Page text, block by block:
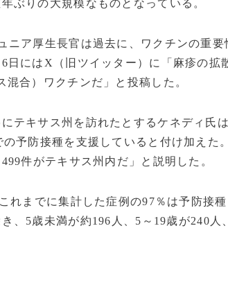
ぶりの大規模なものとなっている。
ニア厚生長官は過去に、ワクチンの重
日にはX（旧ツイッター）に「麻疹の拡
合）ワクチンだ」と投稿した。
テキサス州を訪れたとするケネディ氏
予防接種を支援していると付け加えた
件がテキサス州内だ」と説明した。
れまでに集計した症例の97％は予防接
、5歳未満が約196人、5～19歳が240人